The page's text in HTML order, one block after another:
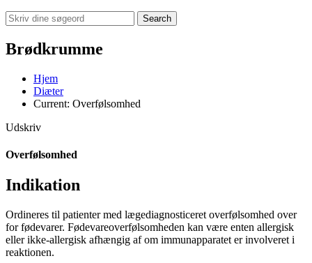
Search
Brødkrumme
Hjem
Diæter
Current: Overfølsomhed
Udskriv
Overfølsomhed
Indikation
Ordineres til patienter med lægediagnosticeret overfølsomhed over
for fødevarer. Fødevareoverfølsomheden kan være enten allergisk
eller ikke-allergisk afhængig af om immunapparatet er involveret i
reaktionen.